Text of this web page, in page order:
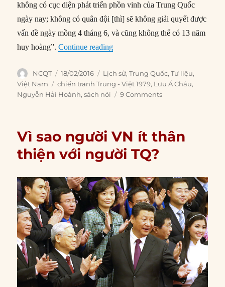
không có cục diện phát triển phồn vinh của Trung Quốc
ngày nay; không có quân đội [thì] sẽ không giải quyết được
vấn đề ngày mồng 4 tháng 6, và cũng không thể có 13 năm
huy hoàng”.Continue reading“Chiến tranh 1979 dưới con mắt
Author
NCQT
Posted
on
18/02/2016 Categories
Lịch sử,Trung Quốc,Tư liệu,
Việt Nam
Tags
chiến tranh Trung - Việt 1979, Lưu Á Châu,
Nguyễn Hải Hoành,sách nói 9 Comments
Vì sao người VN ít thân
thiện với người TQ?